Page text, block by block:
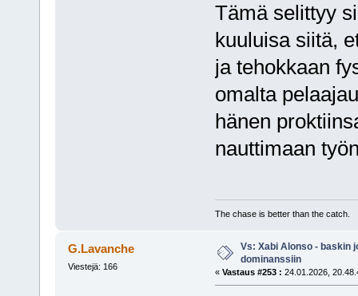
Tämä selittyy
kuuluisa siitä,
ja tehokkaan
omalta
hänen
nauttimaan
The chase is better than the catch.
G.Lavanche
Viestejä: 166
Vs: Xabi Alonso - baskin
dominanssiin
« Vastaus #253 : 24.01.2026,